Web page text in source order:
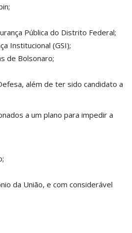
Pública do Distrito Federal;
Institucional (GSI);
de Bolsonaro;
além de ter sido candidato a
a um plano para impedir a
da União, e com considerável